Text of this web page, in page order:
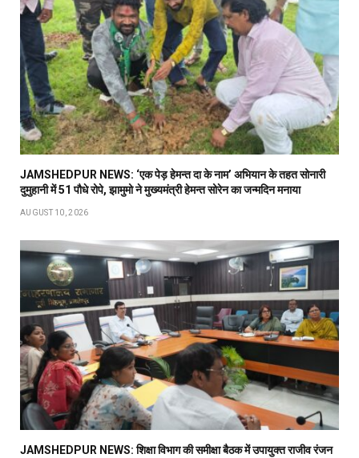
JAMSHEDPUR NEWS: ‘एक पेड़ हेमन्त दा के नाम’ अभियान के तहत सोनारी
दुमुहानी में 51 पौधे रोपे, झामुमो ने मुख्यमंत्री हेमन्त सोरेन का जन्मदिन मनाया
AUGUST 10, 2026
JAMSHEDPUR NEWS: शिक्षा विभाग की समीक्षा बैठक में उपायुक्त राजीव रंजन